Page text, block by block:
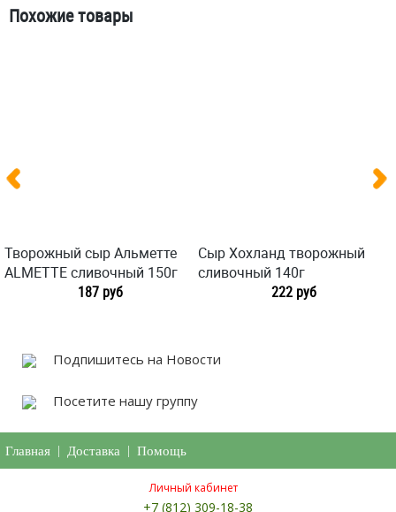
Похожие товары
Творожный сыр Альметте
ALMETTE сливочный 150г
187 руб
Сыр Хохланд творожный
сливочный 140г
222 руб
Подпишитесь на Новости
Посетите нашу группу
Главная Доставка Помощь
Личный кабинет
+7 (812) 309-18-38